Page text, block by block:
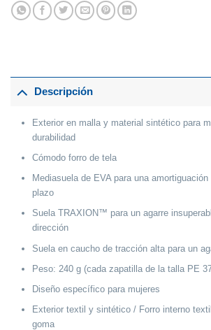
Descripción
Exterior en malla y material sintético para
durabilidad
Cómodo forro de tela
Mediasuela de EVA para una
plazo
Suela TRAXION™ para un agarre
dirección
Suela en caucho de tracción alta para un
Peso: 240 g (cada zapatilla de la talla PE
Diseño específico para mujeres
Exterior textil y sintético / Forro interno
goma